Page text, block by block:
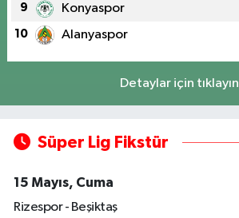
9 Konyaspor
10 Alanyaspor
Detaylar için tıklayın
Süper Lig Fikstür
15 Mayıs, Cuma
Rizespor - Beşiktaş